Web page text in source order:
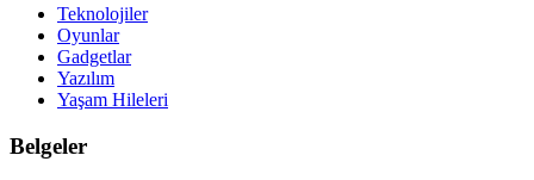
Teknolojiler
Oyunlar
Gadgetlar
Yazılım
Yaşam Hileleri
Belgeler